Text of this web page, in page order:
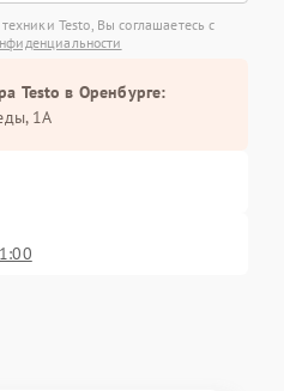
Testo, Вы соглашаетесь с
Testo в Оренбурге:
1А